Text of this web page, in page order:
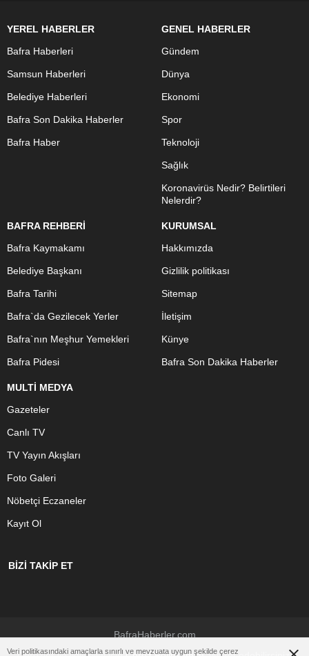
YEREL HABERLER
Bafra Haberleri
Samsun Haberleri
Belediye Haberleri
Bafra Son Dakika Haberler
Bafra Haber
GENEL HABERLER
Gündem
Dünya
Ekonomi
Spor
Teknoloji
Sağlık
Koronavirüs Nedir? Belirtileri
Nelerdir?
BAFRA REHBERİ
Bafra Kaymakamı
Belediye Başkanı
Bafra Tarihi
Bafra`da Gezilecek Yerler
Bafra`nın Meşhur Yemekleri
Bafra Pidesi
KURUMSAL
Hakkımızda
Gizlilik politikası
Sitemap
İletişim
Künye
Bafra Son Dakika Haberler
MULTİ MEDYA
Gazeteler
Canlı TV
TV Yayın Akışları
Foto Galeri
Nöbetçi Eczaneler
Kayıt Ol
BİZİ TAKİP ET
BafraHaberler.com
Veri politikasındaki amaçlarla sınırlı ve mevzuata uygun şekilde çerez